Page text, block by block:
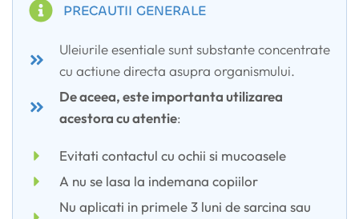
PRECAUTII GENERALE
Uleiurile esentiale sunt substante concentrate
cu actiune directa asupra organismului.
De aceea, este importanta utilizarea
acestora cu atentie:
Evitati contactul cu ochii si mucoasele
A nu se lasa la indemana copiilor
Nu aplicati in primele 3 luni de sarcina sau